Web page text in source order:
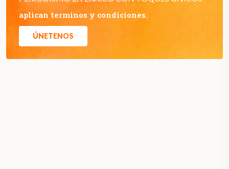
aplican terminos y condiciones.
ÚNETENOS